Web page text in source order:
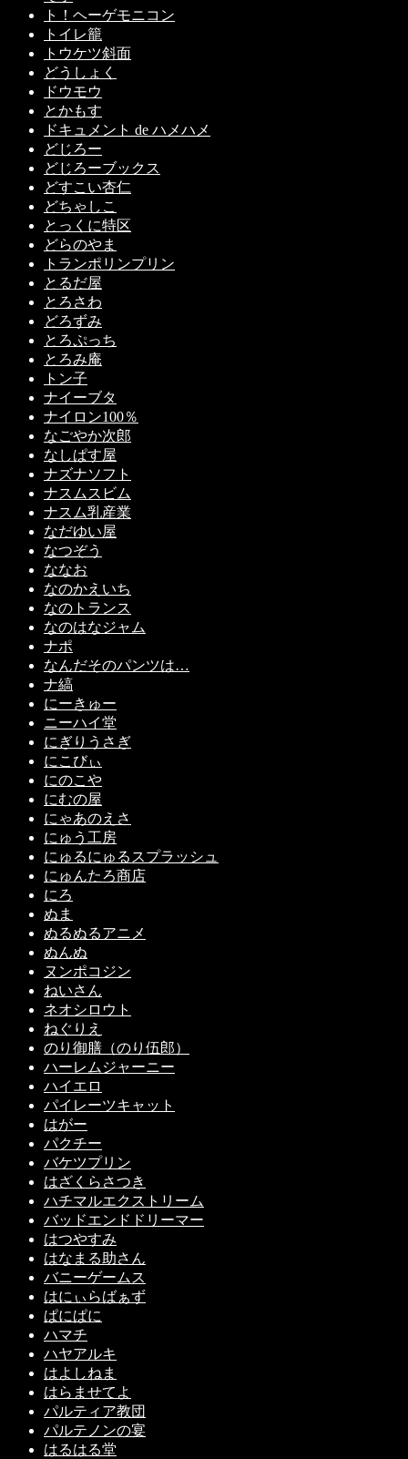
ト！ヘーゲモニコン
トイレ籠
トウケツ斜面
どうしょく
ドウモウ
とかもす
ドキュメント de ハメハメ
どじろー
どじろーブックス
どすこい杏仁
どちゃしこ
とっくに特区
どらのやま
トランポリンプリン
とるだ屋
とろさわ
どろずみ
とろぷっち
とろみ庵
トン子
ナイーブタ
ナイロン100％
なごやか次郎
なしぱす屋
ナズナソフト
ナスムスビム
ナスム乳産業
なだゆい屋
なつぞう
ななお
なのかえいち
なのトランス
なのはなジャム
ナポ
なんだそのパンツは…
ナ縞
にーきゅー
ニーハイ堂
にぎりうさぎ
にこびぃ
にのこや
にむの屋
にゃあのえさ
にゅう工房
にゅるにゅるスプラッシュ
にゅんたろ商店
にろ
ぬま
ぬるぬるアニメ
ぬんぬ
ヌンポコジン
ねいさん
ネオシロウト
ねぐりえ
のり御膳（のり伍郎）
ハーレムジャーニー
ハイエロ
パイレーツキャット
はがー
パクチー
バケツプリン
はざくらさつき
ハチマルエクストリーム
バッドエンドドリーマー
はつやすみ
はなまる助さん
バニーゲームス
はにぃらばぁず
ぱにぱに
ハマチ
ハヤアルキ
はよしねま
はらませてよ
パルティア教団
パルテノンの宴
はるはる堂